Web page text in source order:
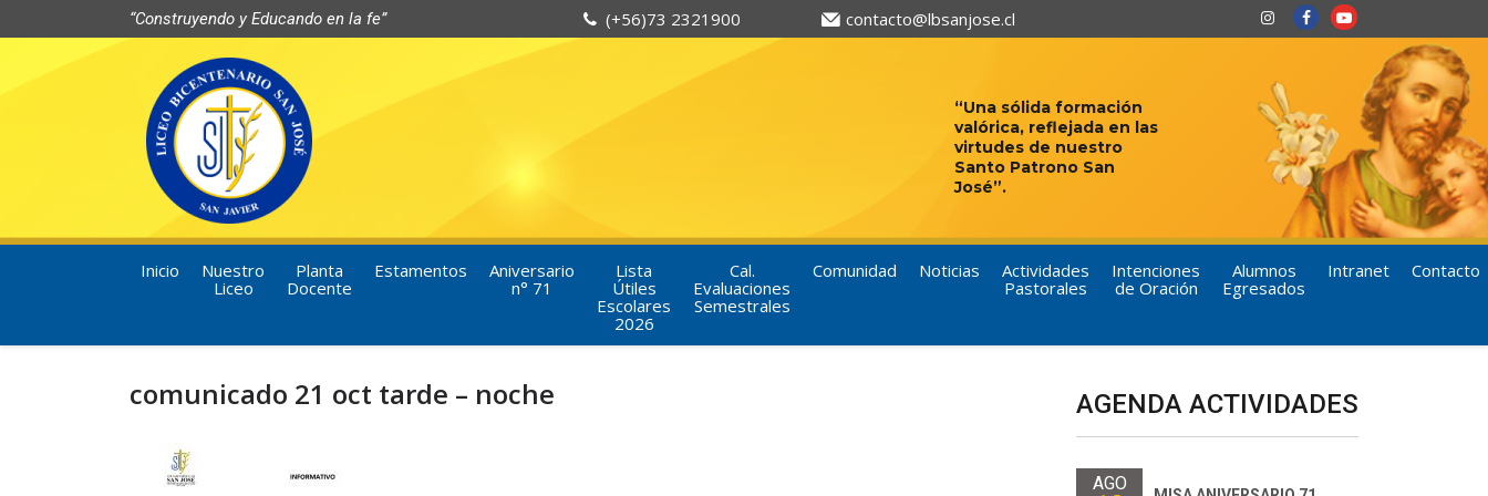
“Construyendo y Educando en la fe” (+56)73 2321900 contacto@lbsanjose.cl
“Una sólida formación
valórica, reflejada en las
virtudes de nuestro
Santo Patrono San
José”.
Inicio
Nuestro
Liceo
Planta
Docente
Estamentos
Aniversario
n° 71
Lista
Útiles
Escolares
2026
Cal.
Evaluaciones
Semestrales
Comunidad Noticias
Actividades
Pastorales
Intenciones
de Oración
Alumnos
Egresados
Intranet Contacto
comunicado 21 oct tarde – noche AGENDA ACTIVIDADES
AGO